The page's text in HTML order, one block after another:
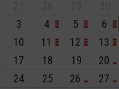
3
4 5 6
10
11 12 13
17
18 19 20
24
25 26 27